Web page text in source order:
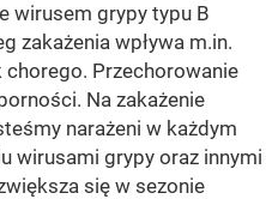
wirusem grypy typu B
zakażenia wpływa m.in.
Przechorowanie
Na zakażenie
narażeni w każdym
wirusami grypy oraz innymi
się w sezonie